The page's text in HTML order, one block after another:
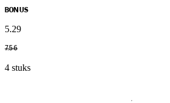
BONUS
5.29
7.56
4 stuks